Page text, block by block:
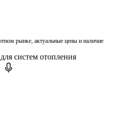
рынке, актуальные цены и наличие
систем отопления